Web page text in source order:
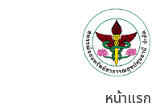
หน้าแรก